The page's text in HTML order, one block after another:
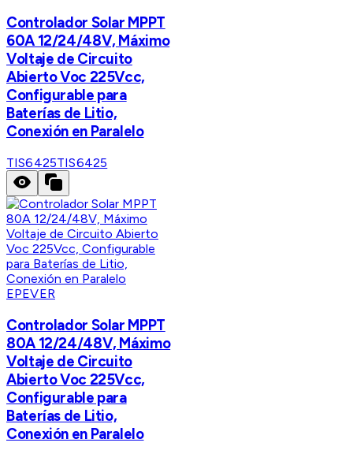
Controlador Solar MPPT
60A 12/24/48V, Máximo
Voltaje de Circuito
Abierto Voc 225Vcc,
Configurable para
Baterías de Litio,
Conexión en Paralelo
TIS6425TIS6425
EPEVER
Controlador Solar MPPT
80A 12/24/48V, Máximo
Voltaje de Circuito
Abierto Voc 225Vcc,
Configurable para
Baterías de Litio,
Conexión en Paralelo